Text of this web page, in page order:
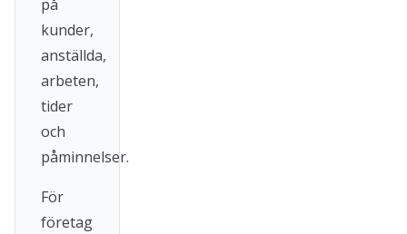
på
kunder,
anställda,
arbeten,
tider
och
påminnelser.
För
företag